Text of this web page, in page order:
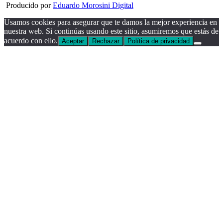
Producido porEduardo Morosini Digital
Usamos cookies para asegurar que te damos la mejor experiencia en
nuestra web. Si continúas usando este sitio, asumiremos que estás de
acuerdo con ello. Aceptar Rechazar Política de privacidad